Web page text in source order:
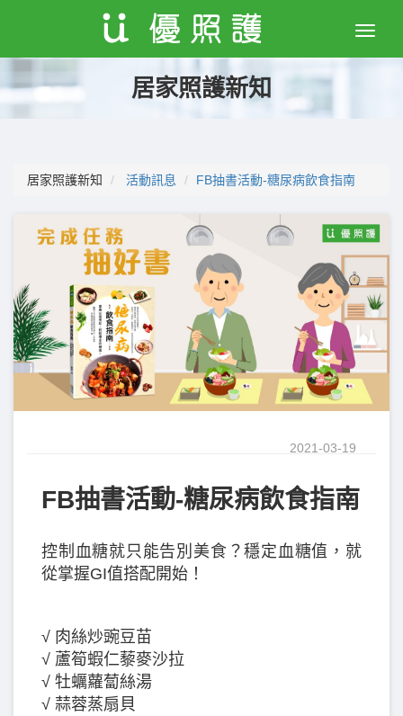
Toggle
居家照護新知
居家照護新知 活動訊息 FB抽書活動-糖尿病飲食指南
2021-03-19
FB抽書活動-糖尿病飲食指南
控制血糖就只能告別美食？穩定血糖值，就
從掌握GI值搭配開始！
√ 肉絲炒豌豆苗
√ 蘆筍蝦仁藜麥沙拉
√ 牡蠣蘿蔔絲湯
√ 蒜蓉蒸扇貝